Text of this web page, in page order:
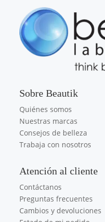
Sobre Beautik
Quiénes somos
Nuestras marcas
Consejos de belleza
Trabaja con nosotros
Atención al cliente
Contáctanos
Preguntas frecuentes
Cambios y devoluciones